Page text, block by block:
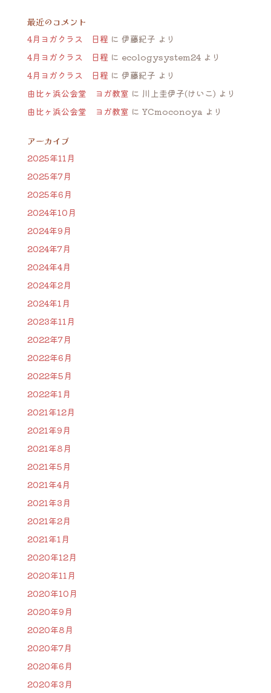
最近のコメント
4月ヨガクラス 日程 に 伊藤紀子 より
4月ヨガクラス 日程 に ecologysystem24より
4月ヨガクラス 日程 に 伊藤紀子 より
由比ヶ浜公会堂 ヨガ教室 に 川上圭伊子(けいこ) より
由比ヶ浜公会堂 ヨガ教室 に YCmoconoya より
アーカイブ
2025年11月
2025年7月
2025年6月
2024年10月
2024年9月
2024年7月
2024年4月
2024年2月
2024年1月
2023年11月
2022年7月
2022年6月
2022年5月
2022年1月
2021年12月
2021年9月
2021年8月
2021年5月
2021年4月
2021年3月
2021年2月
2021年1月
2020年12月
2020年11月
2020年10月
2020年9月
2020年8月
2020年7月
2020年6月
2020年3月